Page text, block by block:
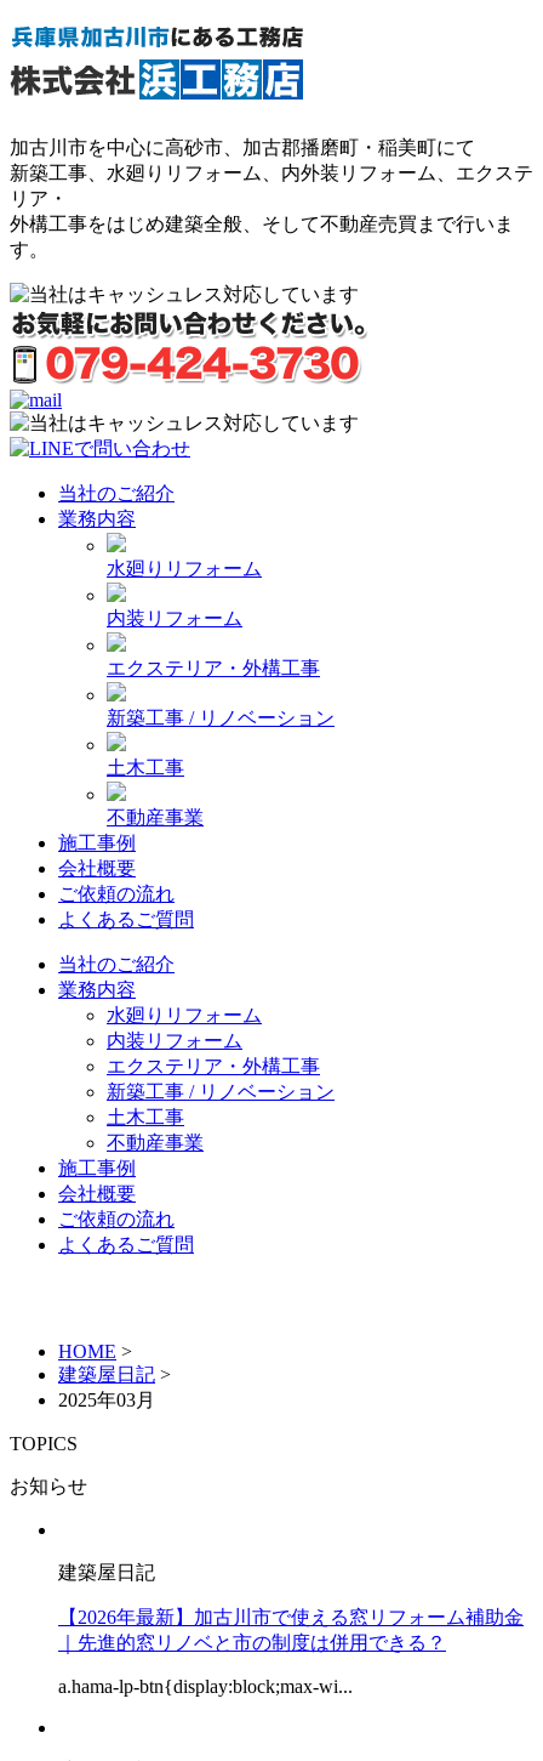
加古川市を中心に高砂市、加古郡播磨町・稲美町にて
新築工事、水廻りリフォーム、内外装リフォーム、エクステ
リア・
外構工事をはじめ建築全般、そして不動産売買まで行いま
す。
当社のご紹介
業務内容
水廻りリフォーム
内装リフォーム
エクステリア・外構工事
新築工事 / リノベーション
土木工事
不動産事業
施工事例
会社概要
ご依頼の流れ
よくあるご質問
当社のご紹介
業務内容
水廻りリフォーム
内装リフォーム
エクステリア・外構工事
新築工事 / リノベーション
土木工事
不動産事業
施工事例
会社概要
ご依頼の流れ
よくあるご質問
HOME >
建築屋日記 >
2025年03月
TOPICS
お知らせ
建築屋日記
【2026年最新】加古川市で使える窓リフォーム補助金
｜先進的窓リノベと市の制度は併用できる？
a.hama-lp-btn{display:block;max-wi...